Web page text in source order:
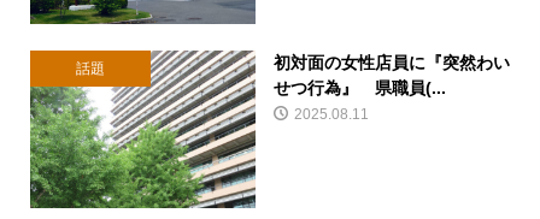
話題
初対面の女性店員に『突然わい
せつ行為』 県職員(...
2025.08.11